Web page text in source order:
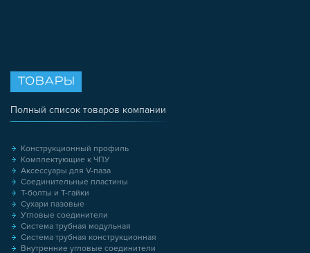
ТОВАРЫ
Полный список товаров компании
Конструкционный профиль
Комплектующие к ЧПУ
Аксессуары для V-паза
Соединительные пластины
Т-болты и Т-гайки
Сухари пазовые
Угловые соединители
Система трубная модульная
Система трубная конструкционная
Внутренние угловые соединители